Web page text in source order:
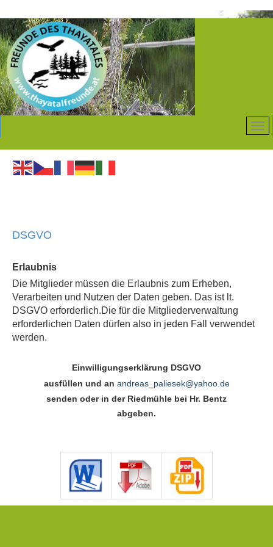
DSGVO
Erlaubnis
Die Mitglieder müssen die Erlaubnis zum Erheben,
Verarbeiten und Nutzen der Daten geben. Das ist lt.
DSGVO erforderlich.Die für die Mitgliederverwaltung
erforderlichen Daten dürfen also in jeden Fall verwendet
werden.
Einwilligungserklärung DSGVO
ausfüllen und an andreas_paliesek@yahoo.de
senden oder in der Riedmühle bei Hr. Bentz
abgeben.